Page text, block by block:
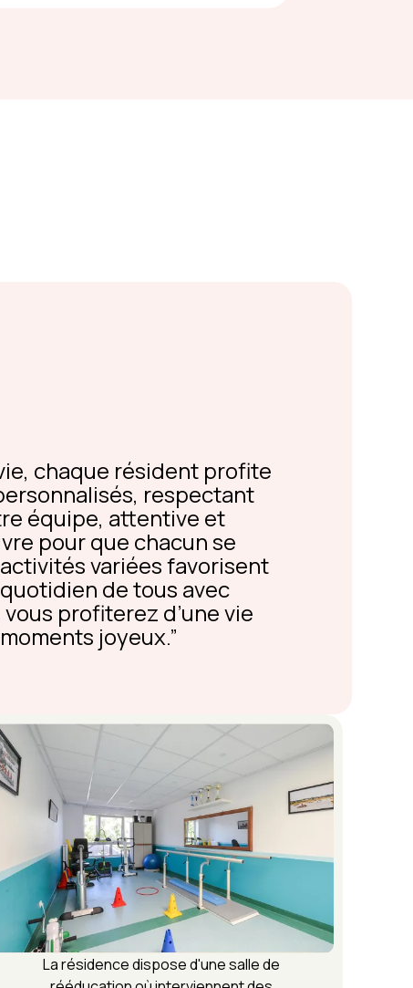
chaque résident profite
respectant
équipe, attentive et
pour que chacun se
variées favorisent
de tous avec
profiterez d’une vie
joyeux.
La résidence dispose d'une salle de